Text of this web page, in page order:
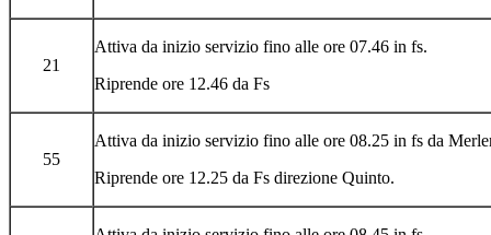
21
Attiva da inizio servizio fino alle ore 07.46 in fs.
Riprende ore 12.46 da Fs
55
Attiva da inizio servizio fino alle ore 08.25 in fs da
Riprende ore 12.25 da Fs direzione Quinto.